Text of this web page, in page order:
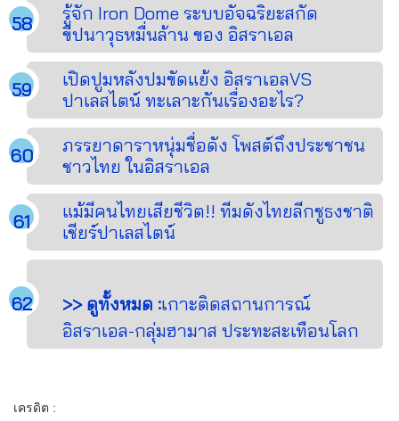
รู้จัก Iron Dome ระบบอัจฉริยะสกัด
ขีปนาวุธหมื่นล้าน ของ อิสราเอล
เปิดปูมหลังปมขัดแย้ง อิสราเอลVS
ปาเลสไตน์ ทะเลาะกันเรื่องอะไร?
ภรรยาดาราหนุ่มชื่อดัง โพสต์ถึงประชาชน
ชาวไทย ในอิสราเอล
แม้มีคนไทยเสียชีวิต!! ทีมดังไทยลีกชูธงชาติ
เชียร์ปาเลสไตน์
>> ดูทั้งหมด :เกาะติดสถานการณ์
อิสราเอล-กลุ่มฮามาส ประทะสะเทือนโลก
เครดิต :